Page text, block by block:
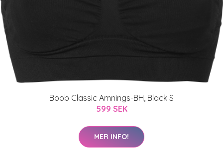
Boob Classic Amnings-BH, Black S
599 SEK
MER INFO!